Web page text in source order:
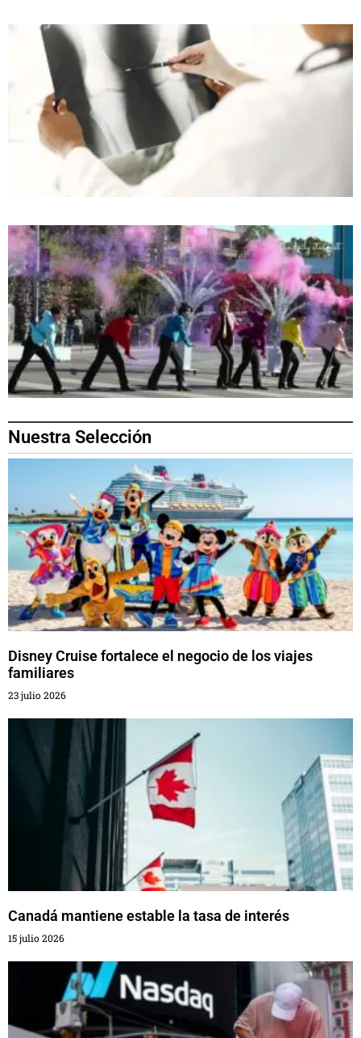
Nuestra Selección
Disney Cruise fortalece el negocio de los viajes
familiares
23 julio 2026
Canadá mantiene estable la tasa de interés
15 julio 2026